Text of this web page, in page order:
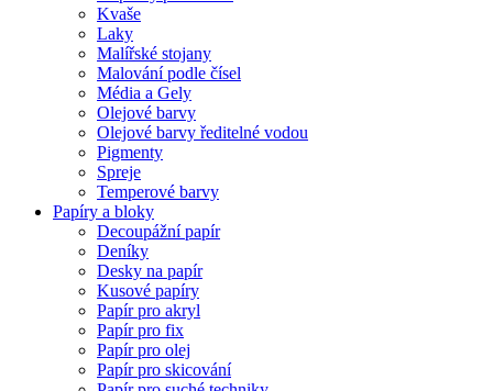
Kvaše
Laky
Malířské stojany
Malování podle čísel
Média a Gely
Olejové barvy
Olejové barvy ředitelné vodou
Pigmenty
Spreje
Temperové barvy
Papíry a bloky
Decoupážní papír
Deníky
Desky na papír
Kusové papíry
Papír pro akryl
Papír pro fix
Papír pro olej
Papír pro skicování